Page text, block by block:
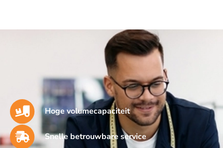
Hoge volumecapaciteit
Snelle betrouwbare service